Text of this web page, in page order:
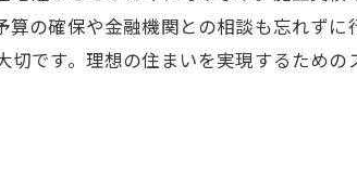
の確保や金融機関との相談も忘れずに
です。理想の住まいを実現するための